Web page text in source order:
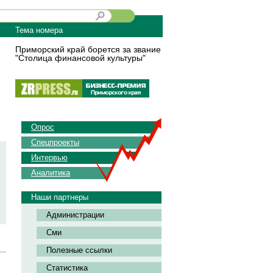
Тема номера
Приморский край борется за звание
"Столица финансовой культуры"
Опрос
Спецпроекты
Интервью
Аналитика
Наши партнеры
Администрации
Сми
Полезные ссылки
Статистика